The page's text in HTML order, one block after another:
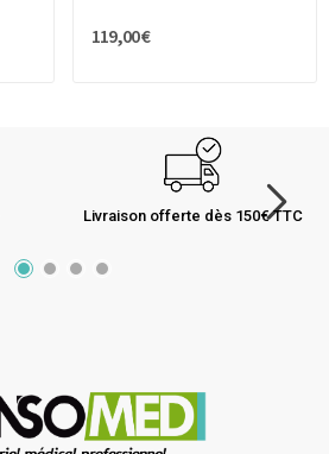
119,00 €
Livraison offerte dès 150€ TTC